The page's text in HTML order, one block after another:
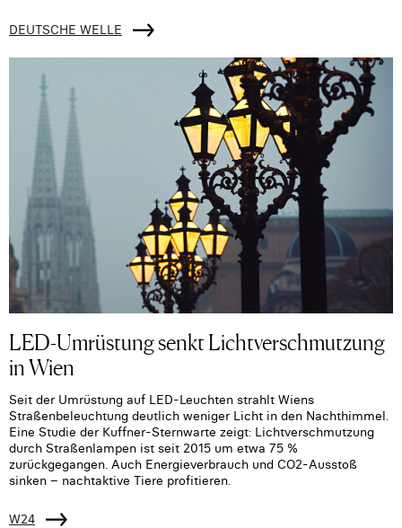
DEUTSCHE WELLE
LED-Umrüstung senkt Lichtverschmutzung
in Wien
Seit der Umrüstung auf LED-Leuchten strahlt Wiens
Straßenbeleuchtung deutlich weniger Licht in den Nachthimmel.
Eine Studie der Kuffner-Sternwarte zeigt: Lichtverschmutzung
durch Straßenlampen ist seit 2015 um etwa 75 %
zurückgegangen. Auch Energieverbrauch und CO2-Ausstoß
sinken – nachtaktive Tiere profitieren.
W24